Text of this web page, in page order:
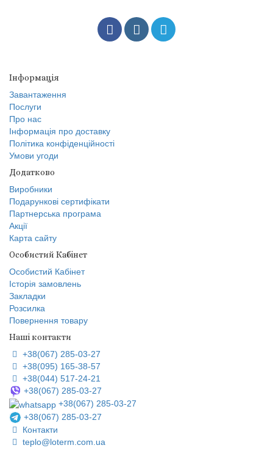
Інформація
Завантаження
Послуги
Про нас
Інформація про доставку
Політика конфіденційності
Умови угоди
Додатково
Виробники
Подарункові сертифікати
Партнерська програма
Акції
Карта сайту
Особистий Кабінет
Особистий Кабінет
Історія замовлень
Закладки
Розсилка
Повернення товару
Наші контакти
+38(067) 285-03-27
+38(095) 165-38-57
+38(044) 517-24-21
+38(067) 285-03-27
+38(067) 285-03-27
+38(067) 285-03-27
Контакти
teplo@loterm.com.ua